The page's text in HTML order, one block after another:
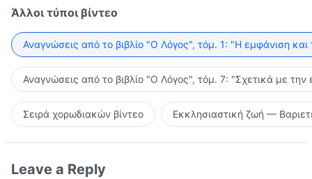
Άλλοι τύποι βίντεο
Αναγνώσεις από το βιβλίο "Ο Λόγος", τόμ. 1: "Η εμφάνιση
Αναγνώσεις από το βιβλίο "Ο Λόγος", τόμ. 7: "Σχετικά με την
Σειρά χορωδιακών βίντεο Εκκλησιαστική ζωή —
Leave a Reply